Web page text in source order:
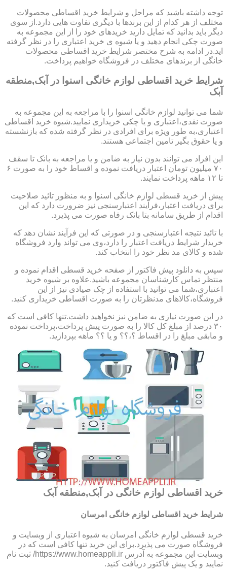
توجه داشته باشید که مراحل و شرایط خرید اقساطی محصولات
مختلف از هر کدام از این برندها با دیگری تفاوت هایی دارد.از سوی
دیگر باید بدانید که تمایل دارید خریدهای خود را از این مجموعه به
صورت چکی انجام دهید و یا شیوه ی خرید اعتباری را در نظر گرفته
اید.در ادامه به شرح مختصر شرایط خرید اقساطی محصولات
خانگی از برندهای مختلف در فروشگاه خواهیم پرداخت.
شرایط خرید اقساطی لوازم خانگی اسنوا در آبک,منطقه
آبک
شما می توانید لوازم خانگی اسنوا را با مراجعه به این مجموعه به
صورت نقدی،اعتباری و یا چکی خریداری نمایید.شیوه خرید اقساطی
اعتباری،به طور ویژه برای افرادی در نظر گرفته شده که بازنشسته
و یا حقوق بگیر تامین اجتماعی هستند.
این افراد می توانند بدون نیاز به ضامن و یا مراجعه به بانک تا سقف
۷۰ میلیون تومان اعتبار دریافت نموده و اقساط خود را به صورت ۶
تا ۱۲ ماهه پرداخت نمایند.
پیش از خرید قسطی لوازم خانگی اسنوا و به منظور تائید صلاحیت
برای دریافت اعتبار،فرآیند اعتبارسنجی نیز ضرورت دارد که این
اقدام از طریق سامانه بتا بانک رفاه صورت می پذیرد.
با تائید نتیجه اعتبارسنجی و در صورتی که این فرآیند نشان دهد که
خریدار شرایط دریافت اعتبار را دارد،وی می تواند وارد فروشگاه
شده و کالای مد نظر خود را انتخاب کند.
سپس به دانلود پیش فاکتور از صفحه خرید قسطی اقدام نموده و
منتظر تماس کارشناسان مجموعه باشید.علاوه بر شیوه خرید
اعتباری،شما می توانید با استفاده از چک صیادی نیز از این
فروشگاه،کالاهای مدنظرتان را به صورت اقساطی خریداری کنید.
در این صورت نیازی به ضامن نیز نخواهید داشت.تنها کافی است که
۳۰ درصد از مبلغ کل کالا را به صورت پیش پرداخت،پرداخت نموده
و مابقی مبلغ را در اقساط ؟،؟؟ و یا ؟؟ ماهه بپردازید.
خرید اقساطی لوازم خانگی در آبک,منطقه آبک
شرایط خرید اقساطی لوازم خانگی امرسان
خرید قسطی لوازم خانگی امرسان به شیوه اعتباری از وبسایت و
فروشگاه صورت می پذیرد.برای این خرید تنها کافی است که در
وبسایت این مجموعه به آدرس https://www.homeappli.ir/ ثبت نام
نمایید و یک پیش فاکتور دریافت کنید.